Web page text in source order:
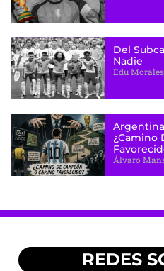
Del
Nadie
Edu Morales
¿camino
Álvaro
REDES